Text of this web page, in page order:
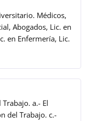
Médicos,
Abogados, Lic. en
en Enfermería, Lic.
a.- El
del Trabajo. c.-